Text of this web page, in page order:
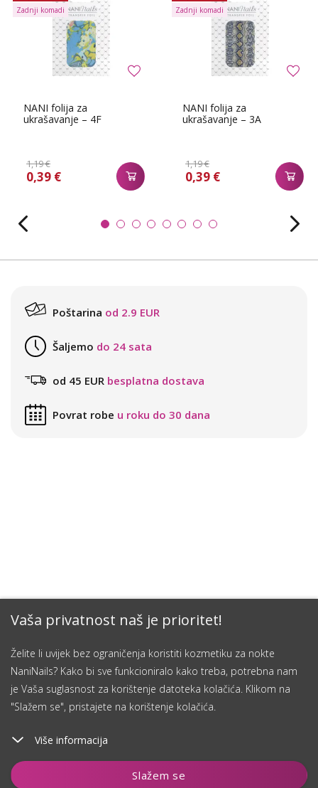
Vaša privatnost naš je prioritet!
Želite li uvijek bez ograničenja koristiti kozmetiku za nokte
NaniNails? Kako bi sve funkcioniralo kako treba, potrebna nam
je Vaša suglasnost za korištenje datoteka kolačića. Klikom na
"Slažem se", pristajete na korištenje kolačića.
Više informacija
Slažem se
Dodaj u košaricu
NANI folija za
ukrašavanje – 4F
1,19 €
0,39 €
Zadnji komadi
NANI folija za
ukrašavanje – 3A
1,19 €
0,39 €
Zadnji komadi
Poštarina od 2.9 EUR
Šaljemo do 24 sata
od 45 EUR besplatna dostava
Povrat robe u roku do 30 dana